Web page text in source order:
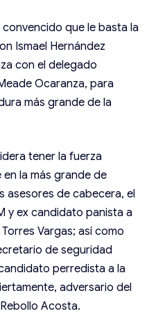
que le basta la
Ismael Hernández
con el delegado
Ocaranza, para
más grande de la
tener la fuerza
la más grande de
asesores de cabecera, el
y ex candidato panista a
Vargas; así como
de seguridad
perredista a la
adversario del
Acosta.